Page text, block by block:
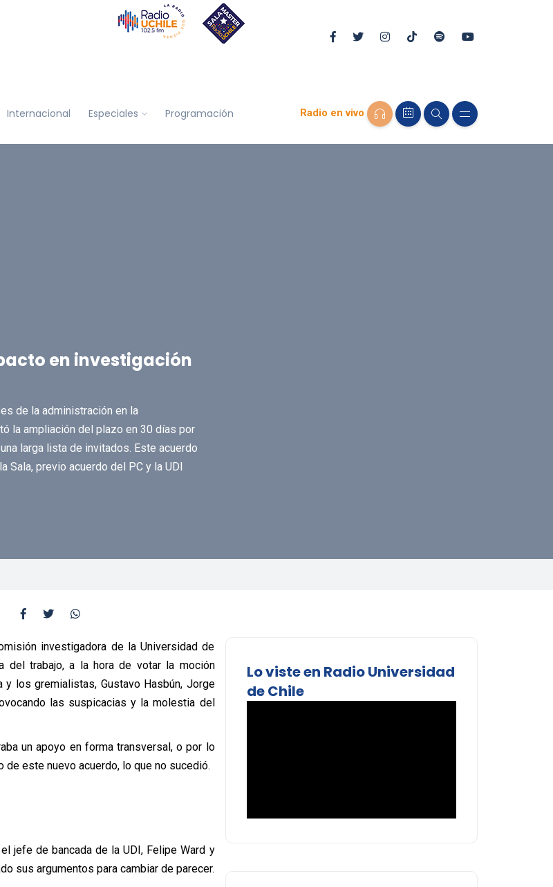
Internacional Especiales Programación Radio en vivo
en investigación
de la administración en la
la ampliación del plazo en 30 días por
larga lista de invitados. Este acuerdo
Sala, previo acuerdo del PC y la UDI
investigadora de la Universidad de
del trabajo, a la hora de votar la moción
y los gremialistas, Gustavo Hasbún, Jorge
las suspicacias y la molestia del
un apoyo en forma transversal, o por lo
este nuevo acuerdo, lo que no sucedió.
jefe de bancada de la UDI, Felipe Ward y
sus argumentos para cambiar de parecer.
Lo viste en Radio Universidad
de Chile